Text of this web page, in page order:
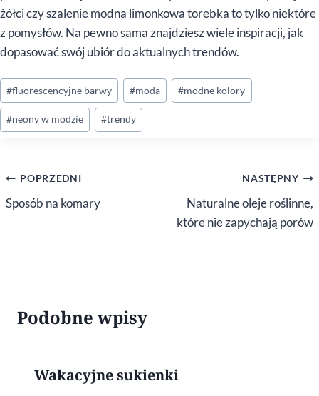
żółci czy szalenie modna limonkowa torebka to tylko niektóre
z pomysłów. Na pewno sama znajdziesz wiele inspiracji, jak
dopasować swój ubiór do aktualnych trendów.
Tagi
wpisu:
#fluorescencyjne barwy #moda #modne kolory
#neony w modzie #trendy
Nawigacja
wpisu
POPRZEDNI
Sposób na komary
NASTĘPNY
Naturalne oleje roślinne,
które nie zapychają porów
Podobne wpisy
Wakacyjne sukienki